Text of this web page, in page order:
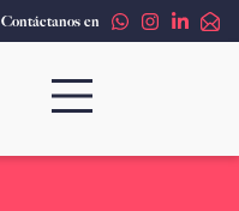
Contáctanos en